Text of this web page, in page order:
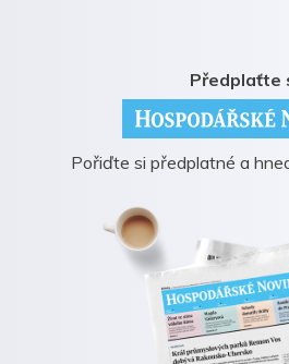
Předplaťte
Pořiďte si předplatné a